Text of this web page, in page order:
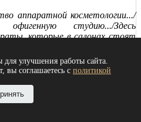
аппаратной косметологии.../
офигенную студию.../Здесь
которые в салонах стоят
улучшения работы сайта.
вы соглашаетесь с политикой